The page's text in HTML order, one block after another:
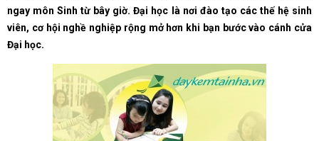
ngay môn Sinh từ bây giờ. Đại học là nơi đào tạo các thế hệ sinh
viên, cơ hội nghề nghiệp rộng mở hơn khi bạn bước vào cánh cửa
Đại học.